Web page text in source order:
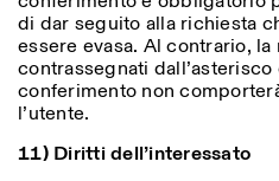
di dar seguito alla richiesta
essere evasa. Al contrario,
contrassegnati
conferimento non
l’utente.
11) Diritti dell’interessato